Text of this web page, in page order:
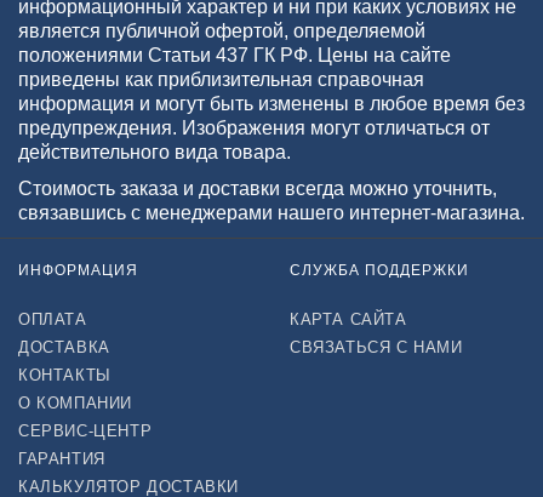
информационный характер и ни при каких условиях не
является публичной офертой, определяемой
положениями Статьи 437 ГК РФ. Цены на сайте
приведены как приблизительная справочная
информация и могут быть изменены в любое время без
предупреждения. Изображения могут отличаться от
действительного вида товара.
Стоимость заказа и доставки всегда можно уточнить,
связавшись с менеджерами нашего интернет-магазина.
ИНФОРМАЦИЯ
ОПЛАТА
ДОСТАВКА
КОНТАКТЫ
О КОМПАНИИ
СЕРВИС-ЦЕНТР
ГАРАНТИЯ
КАЛЬКУЛЯТОР ДОСТАВКИ
СЛУЖБА ПОДДЕРЖКИ
КАРТА САЙТА
СВЯЗАТЬСЯ С НАМИ